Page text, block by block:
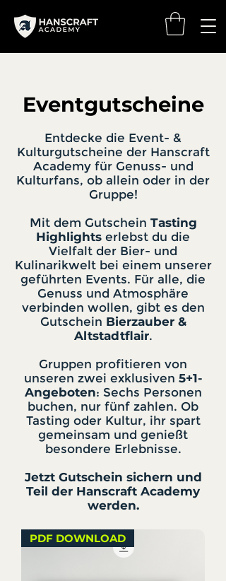
Eventgutscheine
Entdecke die Event- &
Kulturgutscheine der Hanscraft
Academy für Genuss- und
Kulturfans, ob allein oder in der
Gruppe!
Mit dem Gutschein Tasting
Highlights erlebst du die
Vielfalt der Bier- und
Kulinarikwelt bei einem unserer
geführten Events. Für alle, die
Genuss und Atmosphäre
verbinden wollen, gibt es den
Gutschein Bierzauber &
Altstadtflair.
Gruppen profitieren von
unseren zwei exklusiven 5+1-
Angeboten: Sechs Personen
buchen, nur fünf zahlen. Ob
Tasting oder Kultur, ihr spart
gemeinsam und genießt
besondere Erlebnisse.
Jetzt Gutschein sichern und
Teil der Hanscraft Academy
werden.
PDF DOWNLOAD